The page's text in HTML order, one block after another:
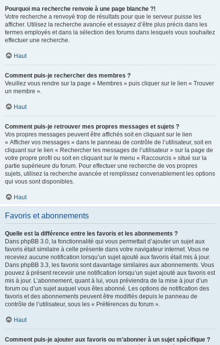
Pourquoi ma recherche renvoie à une page blanche ?!
Votre recherche a renvoyé trop de résultats pour que le serveur puisse les
afficher. Utilisez la recherche avancée et essayez d’être plus précis dans les
termes employés et dans la sélection des forums dans lesquels vous souhaitez
effectuer une recherche.
Haut
Comment puis-je rechercher des membres ?
Veuillez vous rendre sur la page « Membres » puis cliquer sur le lien « Trouver
un membre ».
Haut
Comment puis-je retrouver mes propres messages et sujets ?
Vos propres messages peuvent être affichés soit en cliquant sur le lien
« Afficher vos messages » dans le panneau de contrôle de l’utilisateur, soit en
cliquant sur le lien « Rechercher les messages de l’utilisateur » sur la page de
votre propre profil ou soit en cliquant sur le menu « Raccourcis » situé sur la
partie supérieure du forum. Pour effectuer une recherche de vos propres
sujets, utilisez la recherche avancée et remplissez convenablement les options
qui vous sont disponibles.
Haut
Favoris et abonnements
Quelle est la différence entre les favoris et les abonnements ?
Dans phpBB 3.0, la fonctionnalité qui vous permettait d’ajouter un sujet aux
favoris était similaire à celle présente dans votre navigateur internet. Vous ne
receviez aucune notification lorsqu’un sujet ajouté aux favoris était mis à jour.
Dans phpBB 3.3, les favoris sont davantage similaires aux abonnements. Vous
pouvez à présent recevoir une notification lorsqu’un sujet ajouté aux favoris est
mis à jour. L’abonnement, quant à lui, vous préviendra de la mise à jour d’un
forum ou d’un sujet auquel vous êtes abonné. Les options de notification des
favoris et des abonnements peuvent être modifiés depuis le panneau de
contrôle de l’utilisateur, sous les « Préférences du forum ».
Haut
Comment puis-je ajouter aux favoris ou m’abonner à un sujet spécifique ?